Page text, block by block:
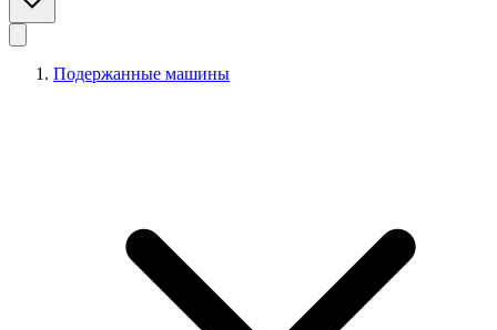
Подержанные машины